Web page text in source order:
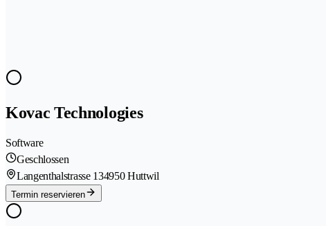
Kovac Technologies
Software
Geschlossen
Langenthalstrasse 134950 Huttwil
Termin reservieren